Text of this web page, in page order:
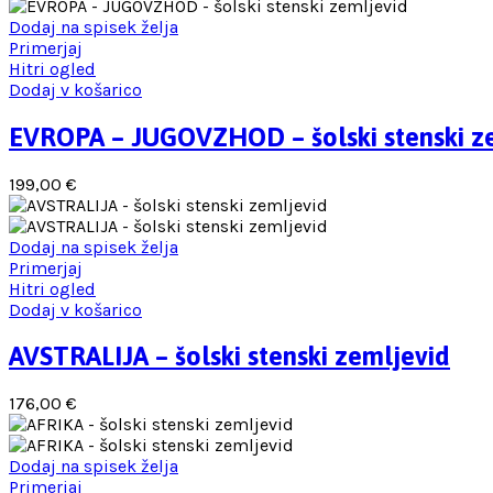
Dodaj na spisek želja
Primerjaj
Hitri ogled
Dodaj v košarico
EVROPA – JUGOVZHOD – šolski stenski
199,00 €
Dodaj na spisek želja
Primerjaj
Hitri ogled
Dodaj v košarico
AVSTRALIJA – šolski stenski zemljevid
176,00 €
Dodaj na spisek želja
Primerjaj